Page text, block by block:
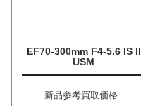
EF70-300mm F4-5.6 IS II
USM
新品参考買取価格